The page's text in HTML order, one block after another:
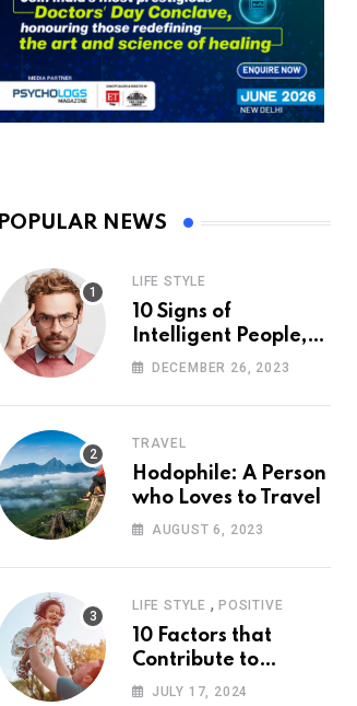
POPULAR NEWS
LIFE STYLE
10 Signs of
Intelligent People,
According to
DECEMBER 26, 2023
TRAVEL
Hodophile: A Person
who Loves to Travel
AUGUST 6, 2023
LIFE STYLE , POSITIVE
10 Factors that
Contribute to
Happiness,
JULY 17, 2024